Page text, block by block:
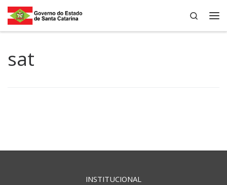
Skip to content
Search
sat
INSTITUCIONAL